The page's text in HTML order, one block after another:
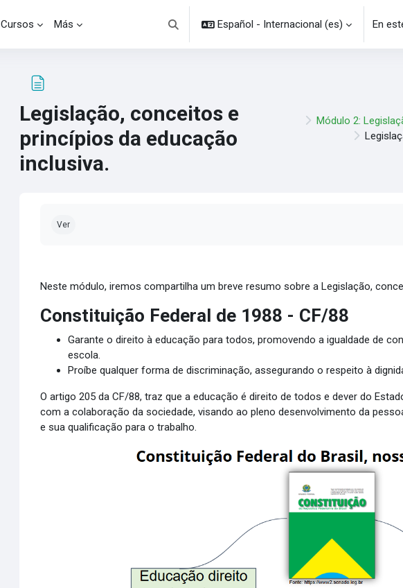
Cursos Más
Selector de búsqueda de entrada
Español - Internacional ‎(es)‎ En
Legislação, conceitos e
princípios da educação
inclusiva.
Módulo 2:
Ver
Neste módulo, iremos compartilha um breve resumo sobre a Legislação,
Constituição Federal de 1988 - CF/88
Garante o direito à educação para todos, promovendo a igualdade de
escola.
Proíbe qualquer forma de discriminação, assegurando o respeito à
O artigo 205 da CF/88, traz que a educação é direito de todos e dever do
com a colaboração da sociedade, visando ao pleno desenvolvimento da
e sua qualificação para o trabalho.